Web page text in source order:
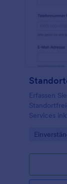
Erfassen
Services
Go to